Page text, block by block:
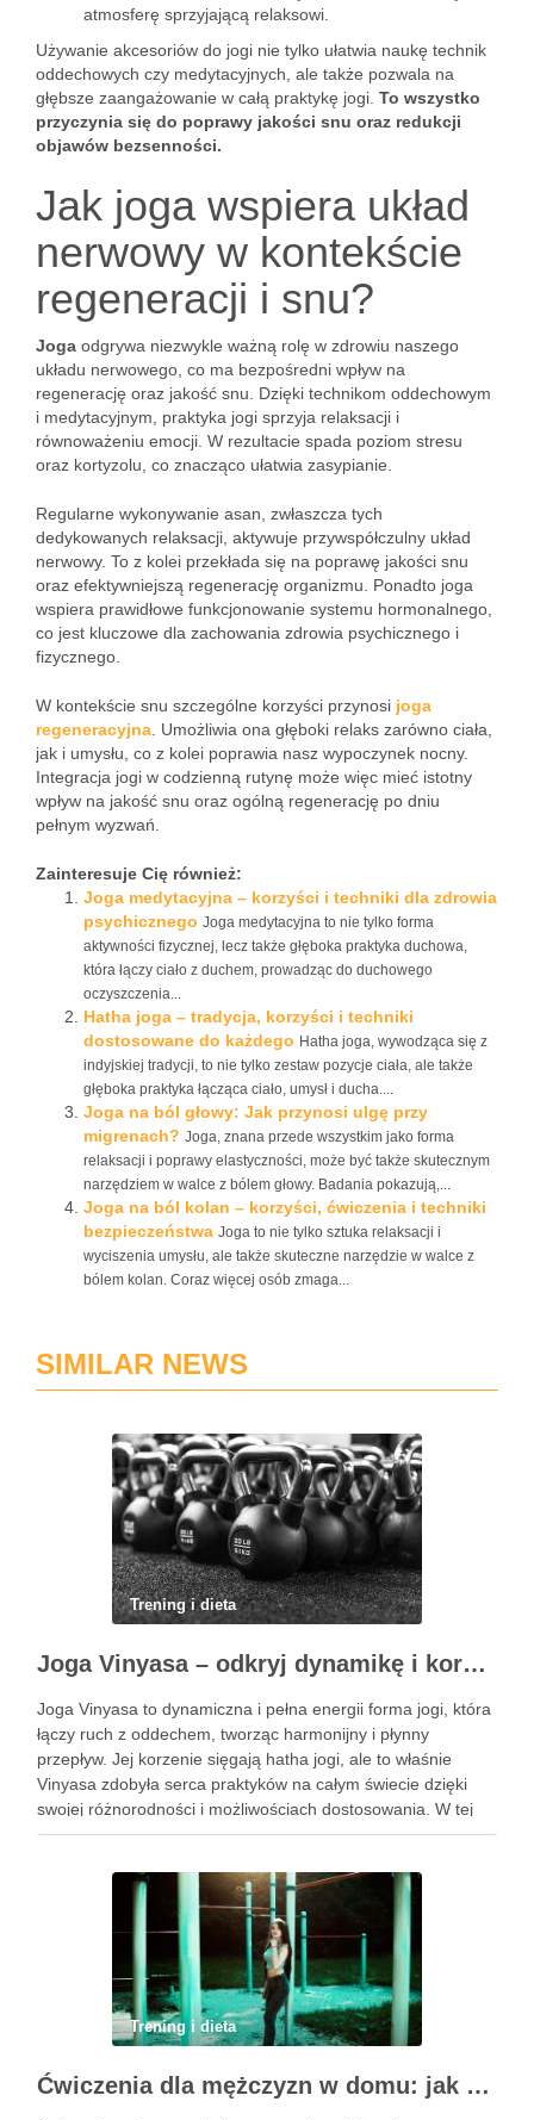
atmosferę sprzyjającą relaksowi.
Używanie akcesoriów do jogi nie tylko ułatwia naukę technik
oddechowych czy medytacyjnych, ale także pozwala na
głębsze zaangażowanie w całą praktykę jogi. To wszystko
przyczynia się do poprawy jakości snu oraz redukcji
objawów bezsenności.
Jak joga wspiera układ
nerwowy w kontekście
regeneracji i snu?
Joga odgrywa niezwykle ważną rolę w zdrowiu naszego
układu nerwowego, co ma bezpośredni wpływ na
regenerację oraz jakość snu. Dzięki technikom oddechowym
i medytacyjnym, praktyka jogi sprzyja relaksacji i
równoważeniu emocji. W rezultacie spada poziom stresu
oraz kortyzolu, co znacząco ułatwia zasypianie.
Regularne wykonywanie asan, zwłaszcza tych
dedykowanych relaksacji, aktywuje przywspółczulny układ
nerwowy. To z kolei przekłada się na poprawę jakości snu
oraz efektywniejszą regenerację organizmu. Ponadto joga
wspiera prawidłowe funkcjonowanie systemu hormonalnego,
co jest kluczowe dla zachowania zdrowia psychicznego i
fizycznego.
W kontekście snu szczególne korzyści przynosi joga
regeneracyjna . Umożliwia ona głęboki relaks zarówno ciała,
jak i umysłu, co z kolei poprawia nasz wypoczynek nocny.
Integracja jogi w codzienną rutynę może więc mieć istotny
wpływ na jakość snu oraz ogólną regenerację po dniu
pełnym wyzwań.
Zainteresuje Cię również:
Joga medytacyjna – korzyści i techniki dla zdrowia
psychicznego Joga medytacyjna to nie tylko forma
aktywności fizycznej, lecz także głęboka praktyka duchowa,
która łączy ciało z duchem, prowadząc do duchowego
oczyszczenia...
Hatha joga – tradycja, korzyści i techniki
dostosowane do każdego Hatha joga, wywodząca się z
indyjskiej tradycji, to nie tylko zestaw pozycje ciała, ale także
głęboka praktyka łącząca ciało, umysł i ducha....
Joga na ból głowy: Jak przynosi ulgę przy
migrenach? Joga, znana przede wszystkim jako forma
relaksacji i poprawy elastyczności, może być także skutecznym
narzędziem w walce z bólem głowy. Badania pokazują,...
Joga na ból kolan – korzyści, ćwiczenia i techniki
bezpieczeństwa Joga to nie tylko sztuka relaksacji i
wyciszenia umysłu, ale także skuteczne narzędzie w walce z
bólem kolan. Coraz więcej osób zmaga...
SIMILAR NEWS
Trening i dieta
Joga Vinyasa – odkryj dynamikę i korzyści tej praktyki
Joga Vinyasa to dynamiczna i pełna energii forma jogi, która
łączy ruch z oddechem, tworząc harmonijny i płynny
przepływ. Jej korzenie sięgają hatha jogi, ale to właśnie
Vinyasa zdobyła serca praktyków na całym świecie dzięki
swojej różnorodności i możliwościach dostosowania. W tej
praktyce każdy ruch jest zsynchronizowany z oddechem, co
Trening i dieta
Ćwiczenia dla mężczyzn w domu: jak zacząć i utrzymać motywację